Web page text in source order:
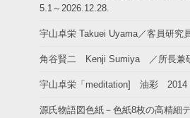
5.1～2026.12.28.
宇山卓栄 Takuei Uyama／客員研究
角谷賢二 Kenji Sumiya ／所長兼
宇山卓栄「meditation] 油彩 2014
源氏物語図色紙－色紙8枚の高精細